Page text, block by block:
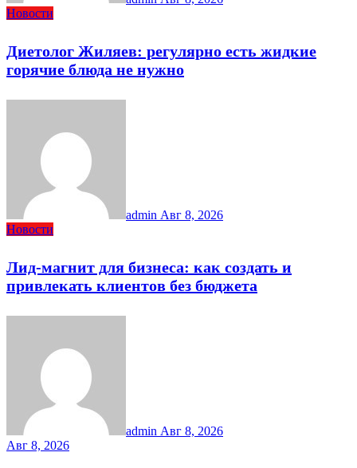
Новости
Диетолог Жиляев: регулярно есть жидкие
горячие блюда не нужно
admin Авг 8, 2026
Новости
Лид-магнит для бизнеса: как создать и
привлекать клиентов без бюджета
admin Авг 8, 2026
Авг 8, 2026